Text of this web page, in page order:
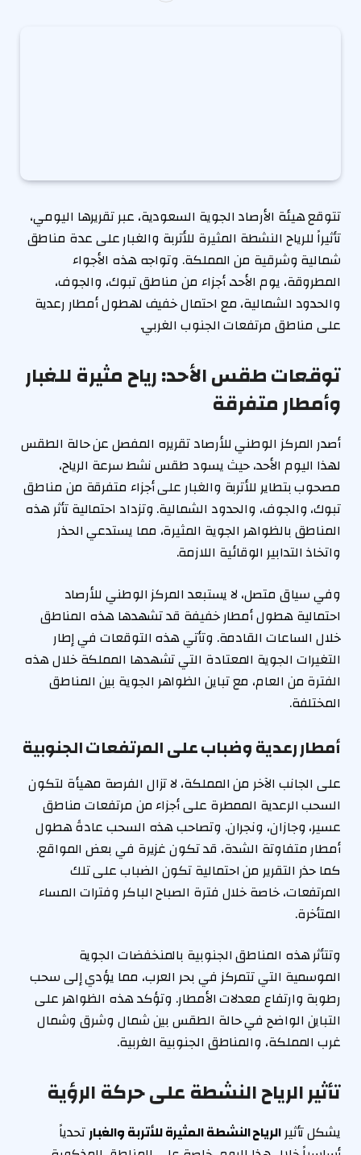
تتوقع هيئة الأرصاد الجوية السعودية، عبر تقريرها اليومي،
تأثيراً للرياح النشطة المثيرة للأتربة والغبار على عدة مناطق
شمالية وشرقية من المملكة. وتواجه هذه الأجواء
المطروقة، يوم الأحد، أجزاء من مناطق تبوك، والجوف،
والحدود الشمالية، مع احتمال خفيف لهطول أمطار رعدية
على مناطق مرتفعات الجنوب الغربي.
توقعات طقس الأحد: رياح مثيرة للغبار
وأمطار متفرقة
أصدر المركز الوطني للأرصاد تقريره المفصل عن حالة الطقس
لهذا اليوم الأحد، حيث يسود طقس نشط سرعة الرياح،
مصحوب بتطاير للأتربة والغبار على أجزاء متفرقة من مناطق
تبوك، والجوف، والحدود الشمالية. وتزداد احتمالية تأثر هذه
المناطق بالظواهر الجوية المثيرة، مما يستدعي الحذر
واتخاذ التدابير الوقائية اللازمة.
وفي سياق متصل، لا يستبعد المركز الوطني للأرصاد
احتمالية هطول أمطار خفيفة قد تشهدها هذه المناطق
خلال الساعات القادمة. وتأتي هذه التوقعات في إطار
التغيرات الجوية المعتادة التي تشهدها المملكة خلال هذه
الفترة من العام، مع تباين الظواهر الجوية بين المناطق
المختلفة.
أمطار رعدية وضباب على المرتفعات الجنوبية
على الجانب الآخر من المملكة، لا تزال الفرصة مهيأة لتكون
السحب الرعدية الممطرة على أجزاء من مرتفعات مناطق
عسير، وجازان، ونجران. وتصاحب هذه السحب عادةً هطول
أمطار متفاوتة الشدة، قد تكون غزيرة في بعض المواقع.
كما حذر التقرير من احتمالية تكون الضباب على تلك
المرتفعات، خاصة خلال فترة الصباح الباكر وفترات المساء
المتأخرة.
وتتأثر هذه المناطق الجنوبية بالمنخفضات الجوية
الموسمية التي تتمركز في بحر العرب، مما يؤدي إلى سحب
رطوبة وارتفاع معدلات الأمطار. وتؤكد هذه الظواهر على
التباين الواضح في حالة الطقس بين شمال وشرق وشمال
غرب المملكة، والمناطق الجنوبية الغربية.
تأثير الرياح النشطة على حركة الرؤية
يشكل تأثيرالرياح النشطة المثيرة للأتربة والغبارتحدياً